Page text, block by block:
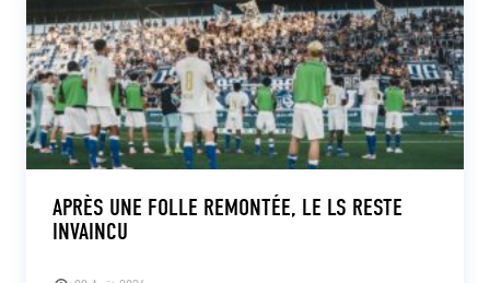
APRÈS UNE FOLLE REMONTÉE, LE LS RESTE
INVAINCU